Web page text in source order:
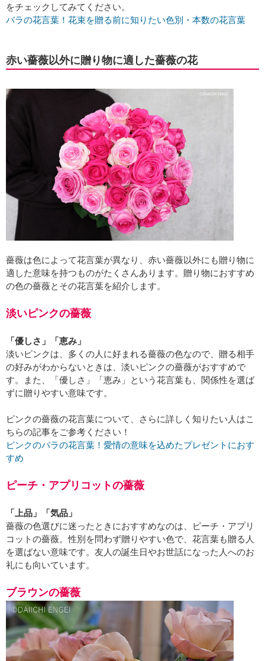
をチェックしてみてください。
バラの花言葉！花束を贈る前に知りたい色別・本数の花言葉
赤い薔薇以外に贈り物に適した薔薇の花
薔薇は色によって花言葉が異なり、赤い薔薇以外にも贈り物に
適した意味を持つものがたくさんあります。贈り物におすすめ
の色の薔薇とその花言葉を紹介します。
淡いピンクの薔薇
「優しさ」「恵み」
淡いピンクは、多くの人に好まれる薔薇の色なので、贈る相手
の好みがわからないときは、淡いピンクの薔薇がおすすめで
す。また、「優しさ」「恵み」という花言葉も、関係性を選ば
ずに贈りやすい意味です。
ピンクの薔薇の花言葉について、さらに詳しく知りたい人はこ
ちらの記事をご参考ください！
ピンクのバラの花言葉！愛情の意味を込めたプレゼントにおす
すめ
ピーチ・アプリコットの薔薇
「上品」「気品」
薔薇の色選びに迷ったときにおすすめなのは、ピーチ・アプリ
コットの薔薇。性別を問わず贈りやすい色で、花言葉も贈る人
を選ばない意味です。友人の誕生日やお世話になった人へのお
礼にも向いています。
ブラウンの薔薇